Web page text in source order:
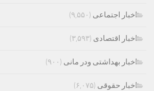
اخبار اجتماعی (۹,۵۵۰)
اخبار اقتصادی (۳,۵۹۳)
اخبار بهداشتی ودر مانی (۹۰۰)
اخبار حقوقی (۶,۰۷۵)